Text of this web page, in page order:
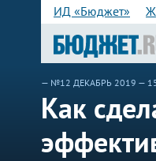
ИД «Бюджет»
— №12 ДЕКАБРЬ 2019 —
Как